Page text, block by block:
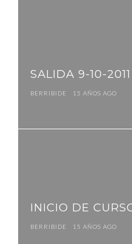
SALIDA 9-10-2011
BERRIBIDE 15 AÑOS AGO
INICIO DE
BERRIBIDE 15 AÑOS AGO